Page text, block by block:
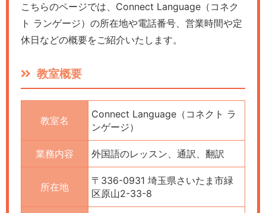
こちらのページでは、Connect Language（コネク
ト ランゲージ）の所在地や電話番号、営業時間や定
休日などの概要をご紹介いたします。
教室概要
教室名
Connect Language（コネクト ラ
ンゲージ）
業務内容 外国語のレッスン、通訳、翻訳
所在地
〒336-0931 埼玉県さいたま市緑
区原山2-33-8